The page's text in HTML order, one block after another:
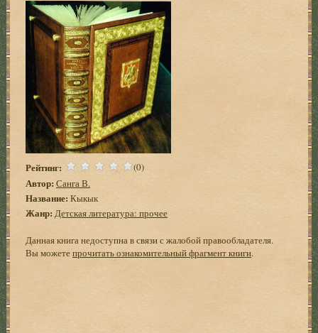
Рейтинг: (0)
Автор: Санга В.
Название: Кыкык
Жанр: Детская литература: прочее
Данная книга недоступна в связи с жалобой правообладателя.
Вы можетепрочитать ознакомительный фрагмент книги.